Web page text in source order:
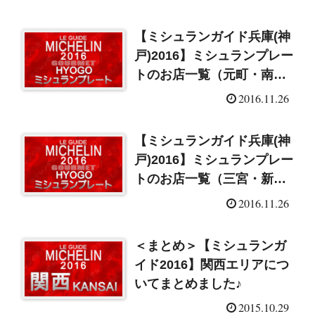
【ミシュランガイド兵庫(神
戸)2016】ミシュランプレー
トのお店一覧（元町・南京
2016.11.26
【ミシュランガイド兵庫(神
戸)2016】ミシュランプレー
トのお店一覧（三宮・新神
戸・北野・異人館）2016.11.26
＜まとめ＞【ミシュランガ
イド2016】関西エリアにつ
いてまとめました♪
2015.10.29